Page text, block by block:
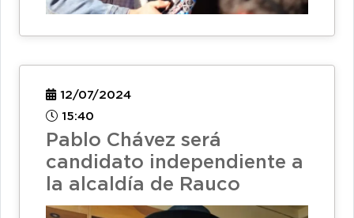
12/07/2024
15:40
Pablo Chávez será
candidato independiente a
la alcaldía de Rauco